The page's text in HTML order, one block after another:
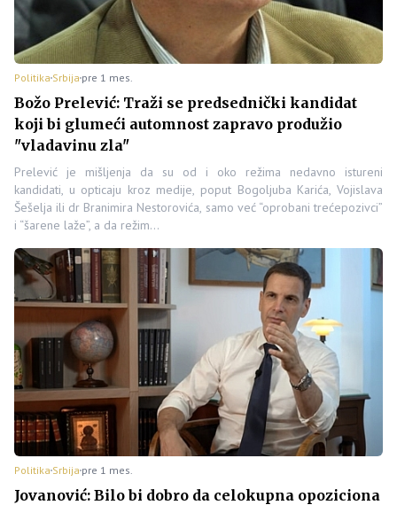
Politika Srbija pre 1 mes.
Božo Prelević: Traži se predsednički kandidat
koji bi glumeći automnost zapravo produžio
"vladavinu zla"
Prelević je mišljenja da su od i oko režima nedavno istureni
kandidati, u opticaju kroz medije, poput Bogoljuba Karića, Vojislava
Šešelja ili dr Branimira Nestorovića, samo već “oprobani trećepozivci”
i “šarene laže”, a da režim…
Politika Srbija pre 1 mes.
Jovanović: Bilo bi dobro da celokupna opoziciona